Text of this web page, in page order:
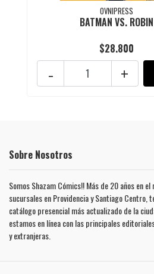
OVNIPRESS
BATMAN VS. ROBIN
$28.800
+
-
Sobre Nosotros
Somos Shazam Cómics!! Más de 20 años en
sucursales en Providencia y Santiago Centro,
catálogo presencial más actualizado de la
estamos en línea con las principales
y extranjeras.